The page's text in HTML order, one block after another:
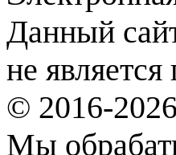
Данный
не
© 2016-2026
Мы